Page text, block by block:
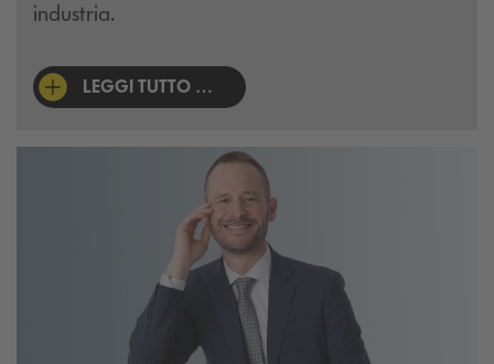
industria.
LEGGI TUTTO …